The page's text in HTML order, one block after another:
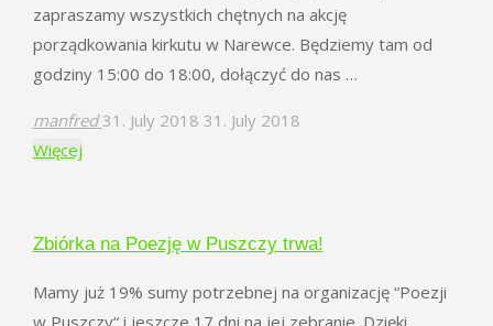
zapraszamy wszystkich chętnych na akcję
porządkowania kirkutu w Narewce. Będziemy tam od
godziny 15:00 do 18:00, dołączyć do nas …
manfred 31. July 2018 31. July 2018
Więcej"Akcja
w
Zbiórka na Poezję w Puszczy trwa!
Mamy już 19% sumy potrzebnej na organizację “Poezji
w Puszczy“ i jeszcze 17 dni na jej zebranie. Dzięki